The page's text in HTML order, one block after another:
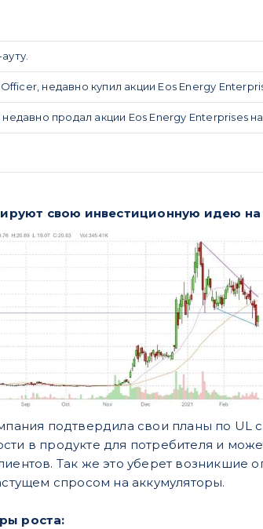
недавно купил акции Eos Energy
продал акции Eos Energy Enterprises на
свою инвестиционную идею
подтвердила свои планы по UL
в продукте для потребителя и
Так же это уберет возникшие
спросом на аккумуляторы.
роста: